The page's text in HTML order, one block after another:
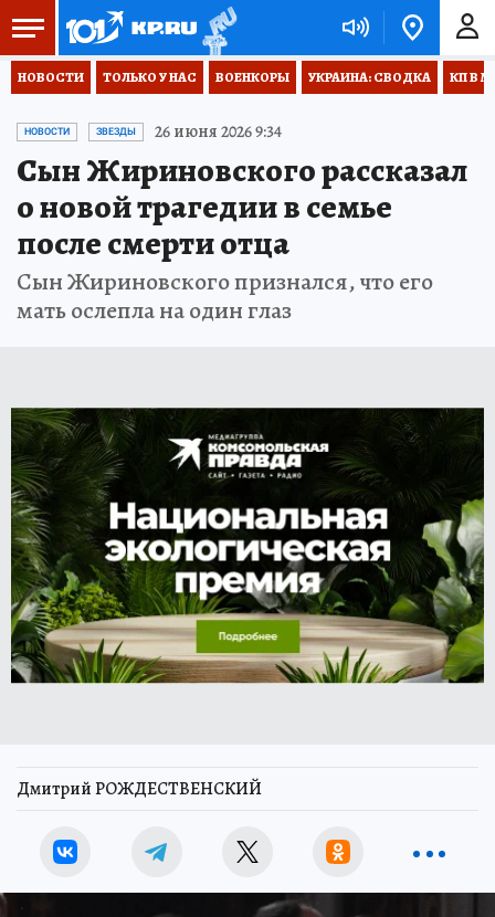
НОВОСТИ ТОЛЬКО У НАС ВОЕНКОРЫ УКРАИНА: СВОДКА КП В
НОВОСТИ ЗВЕЗДЫ 26 июня 2026 9:34
Сын Жириновского рассказал
о новой трагедии в семье
после смерти отца
Сын Жириновского признался, что его
мать ослепла на один глаз
Дмитрий РОЖДЕСТВЕНСКИЙ